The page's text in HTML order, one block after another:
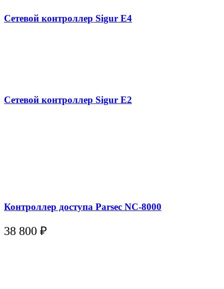
Сетевой контроллер Sigur E4
Сетевой контроллер Sigur E2
Контроллер доступа Parsec NC-8000
38 800 ₽